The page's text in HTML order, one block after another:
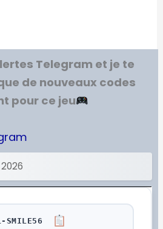
Telegram et je te
de nouveaux codes
pour ce jeu
SMILE56